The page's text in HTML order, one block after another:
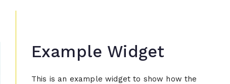
Example Widget
This is an example widget to show how the